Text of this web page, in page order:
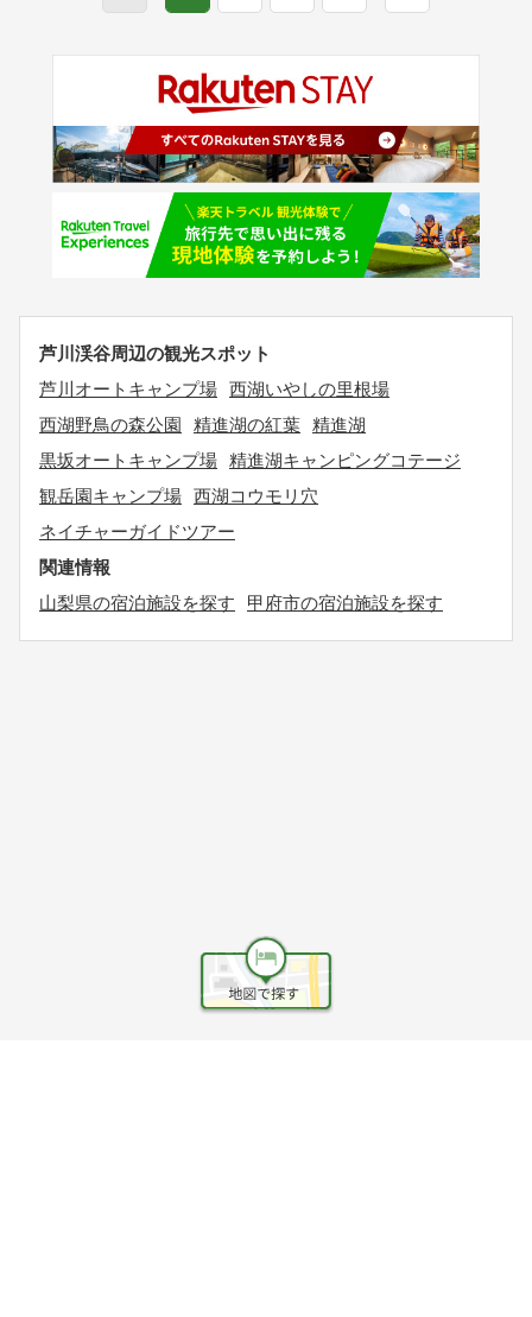
芦川渓谷周辺の観光スポット
芦川オートキャンプ場 西湖いやしの里根場
西湖野鳥の森公園
精進湖の紅葉 精進湖
黒坂オートキャンプ場 精進湖キャンピングコテージ
観岳園キャンプ場 西湖コウモリ穴
ネイチャーガイドツアー
関連情報
山梨県の宿泊施設を探す
甲府市の宿泊施設を探す